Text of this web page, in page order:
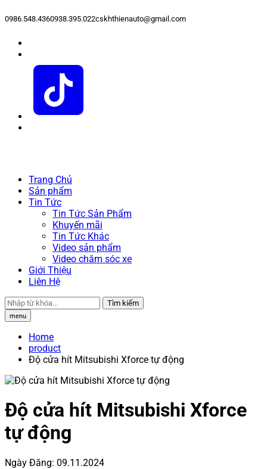
0986.548.4360938.395.022cskhthienauto@gmail.com
Trang Chủ
Sản phẩm
Tin Tức
Tin Tức Sản Phẩm
Khuyến mãi
Tin Tức Khác
Video sản phẩm
Video chăm sóc xe
Giới Thiệu
Liên Hệ
Tìm kiếm
menu
Home
product
Độ cửa hít Mitsubishi Xforce tự động
Độ cửa hít Mitsubishi Xforce
tự động
Ngày Đăng: 09.11.2024